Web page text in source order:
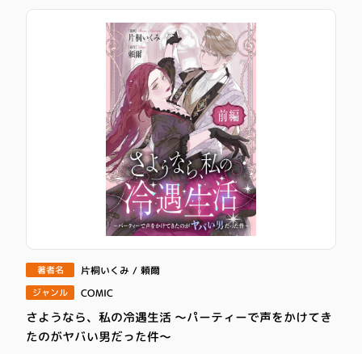
著者名 片桐いくみ / 頼爾
ジャンル COMIC
さようなら、私の冷遇生活 ～パーティーで声をかけてき
たのがヤバい男だった件～